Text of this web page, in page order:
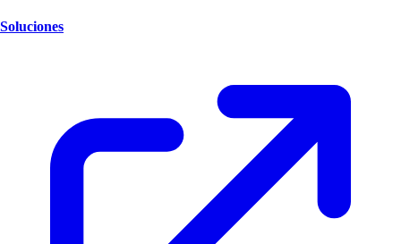
Soluciones